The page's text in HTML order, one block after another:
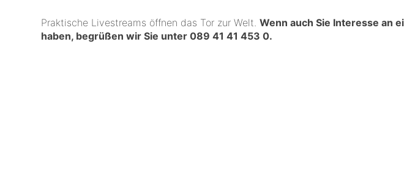
Praktische Livestreams öffnen das Tor zur Welt.Wenn auch Sie Interesse an
haben, begrüßen wir Sie unter089 41 41 453 0.